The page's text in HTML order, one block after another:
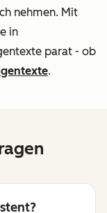
nehmen. Mit
in
parat - ob
.